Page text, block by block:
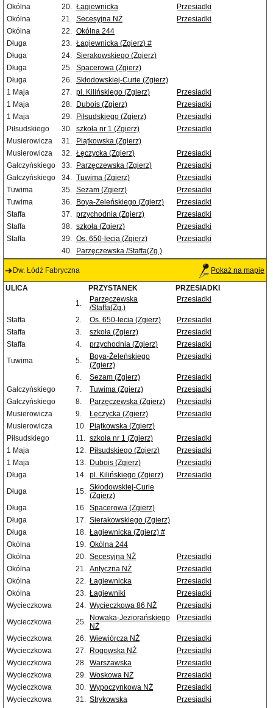
Okólna
20. Łagiewnicka
Przesiadki
Okólna
21. Secesyjna NŻ
Przesiadki
Okólna
22. Okólna 244
Długa
23. Łagiewnicka (Zgierz) #
Długa
24. Sierakowskiego (Zgierz)
Długa
25. Spacerowa (Zgierz)
Długa
26. Skłodowskiej-Curie (Zgierz)
1 Maja
27. pl. Kilińskiego (Zgierz)
Przesiadki
1 Maja
28. Dubois (Zgierz)
Przesiadki
1 Maja
29. Piłsudskiego (Zgierz)
Przesiadki
Piłsudskiego
30. szkoła nr 1 (Zgierz)
Przesiadki
Musierowicza
31.
Piątkowska (Zgierz)
Musierowicza
32. Łęczycka (Zgierz)
Przesiadki
Gałczyńskiego
33. Parzęczewska (Zgierz)
Przesiadki
Gałczyńskiego
34. Tuwima (Zgierz)
Przesiadki
Tuwima
35. Sezam (Zgierz)
Przesiadki
Tuwima
36. Boya-Żeleńskiego (Zgierz)
Przesiadki
Staffa
37. przychodnia (Zgierz)
Przesiadki
Staffa
38. szkoła (Zgierz)
Przesiadki
Staffa
39. Os. 650-lecia (Zgierz)
Przesiadki
40.
Parzęczewska /Staffa(Zg.)
Dw. Łódź Fabryczna Pokaż na mapie
ULICA PRZYSTANEK
PRZESIADKI
1.
Parzęczewska
/Staffa(Zg.)
Przesiadki
Staffa 2. Os. 650-lecia (Zgierz)
Przesiadki
Staffa
3. szkoła (Zgierz)
Przesiadki
Staffa
4. przychodnia (Zgierz)
Przesiadki
Tuwima
5.
Boya-Żeleńskiego
(Zgierz)
Przesiadki
6. Sezam (Zgierz)
Przesiadki
Gałczyńskiego
7. Tuwima (Zgierz)
Przesiadki
Gałczyńskiego
8. Parzęczewska (Zgierz)
Przesiadki
Musierowicza
9. Łęczycka (Zgierz)
Przesiadki
Musierowicza
10. Piątkowska (Zgierz)
Piłsudskiego
11. szkoła nr 1 (Zgierz)
Przesiadki
1 Maja
12. Piłsudskiego (Zgierz)
Przesiadki
1 Maja
13. Dubois (Zgierz)
Przesiadki
Długa
14. pl. Kilińskiego (Zgierz)
Przesiadki
Długa
15. Skłodowskiej-Curie
(Zgierz)
Długa
16. Spacerowa (Zgierz)
Długa
17. Sierakowskiego (Zgierz)
Długa
18. Łagiewnicka (Zgierz) #
Okólna
19. Okólna 244
Okólna
20. Secesyjna NŻ
Przesiadki
Okólna
21. Antyczna NŻ
Przesiadki
Okólna
22. Łagiewnicka
Przesiadki
Okólna
23. Łagiewniki
Przesiadki
Wycieczkowa
24. Wycieczkowa 86 NŻ
Przesiadki
Wycieczkowa
25. Nowaka-Jeziorańskiego
NŻ
Przesiadki
Wycieczkowa 26. Wiewiórcza NŻ
Przesiadki
Wycieczkowa
27. Rogowska NŻ
Przesiadki
Wycieczkowa
28. Warszawska
Przesiadki
Wycieczkowa
29. Woskowa NŻ
Przesiadki
Wycieczkowa
30. Wypoczynkowa NŻ
Przesiadki
Wycieczkowa
31. Strykowska
Przesiadki